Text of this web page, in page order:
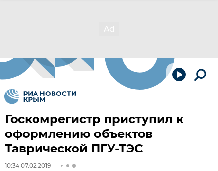
Госкомрегистр приступил к
оформлению объектов
Таврической ПГУ-ТЭС
10:34 07.02.2019